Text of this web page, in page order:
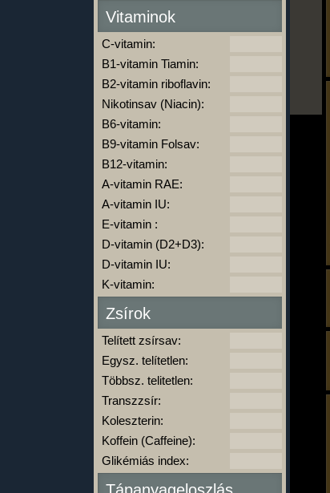
Vitaminok
C-vitamin:
B1-vitamin Tiamin:
B2-vitamin riboflavin:
Nikotinsav (Niacin):
B6-vitamin:
B9-vitamin Folsav:
B12-vitamin:
A-vitamin RAE:
A-vitamin IU:
E-vitamin :
D-vitamin (D2+D3):
D-vitamin IU:
K-vitamin:
Zsírok
Telített zsírsav:
Egysz. telítetlen:
Többsz. telitetlen:
Transzzsír:
Koleszterin:
Koffein (Caffeine):
Glikémiás index: